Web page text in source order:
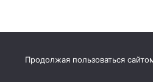
Продолжая пользоваться